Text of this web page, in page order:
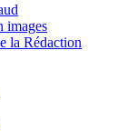
images
la Rédaction